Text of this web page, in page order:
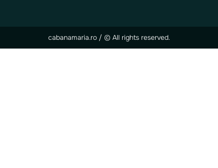
cabanamaria.ro / © All rights reserved.